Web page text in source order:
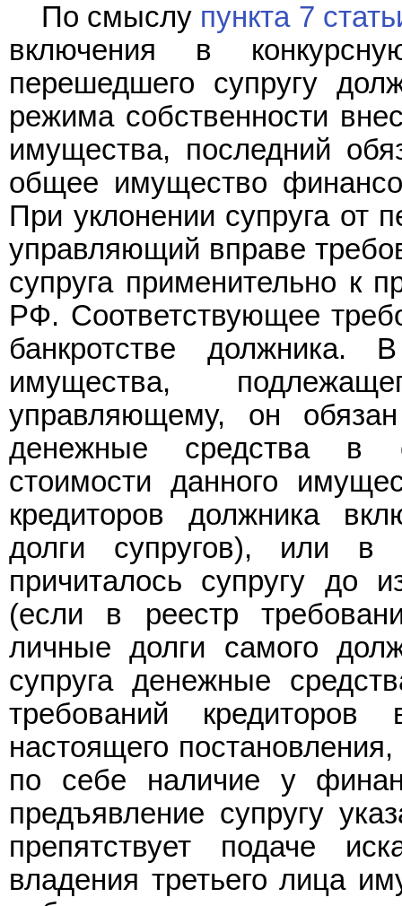
По смыслу пункта 7
включения в
перешедшего супругу
режима собственности
имущества, последний
общее имущество
При уклонении супруга от
управляющий вправе
супруга применительно к
РФ. Соответствующее
банкротстве должника.
имущества,
управляющему, он
денежные средства в
стоимости данного
кредиторов должника
долги супругов), или
причиталось супругу до
(если в реестр
личные долги самого
супруга денежные
требований
настоящего
по себе наличие у
предъявление супругу
препятствует подаче
владения третьего лица